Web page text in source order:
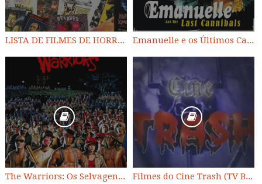
LISTA DE FILMES DE HORROR/ TRASH/ SUSPENSE/ SCI-FI/ EXPLOITATION E OUTROS Emanuelle e os Últimos Canibais
The Warriors: Os Selvagens da Noite Filmes do Cine Trash (TV BAND)